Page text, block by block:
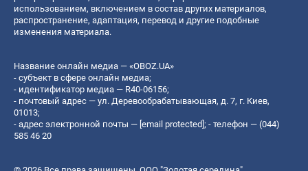
использованием, включением в состав других материалов,
распространение, адаптация, перевод и другие подобные
изменения материала.
Название онлайн медиа — «OBOZ.UA»
- субъект в сфере онлайн медиа;
- идентификатор медиа — R40-06156;
- почтовый адрес — ул. Деревообрабатывающая, д. 7, г. Киев,
01013;
- адрес электронной почты — [email protected] ; - телефон — (044)
585 46 20